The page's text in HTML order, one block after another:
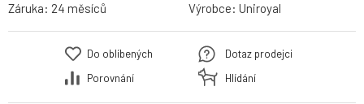
Záruka: 24 měsíců Výrobce: Uniroyal
Do oblíbených
Porovnání
Dotaz prodejci
Hlídání